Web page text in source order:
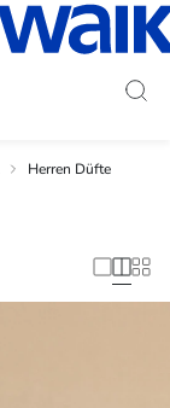
Herren Düfte